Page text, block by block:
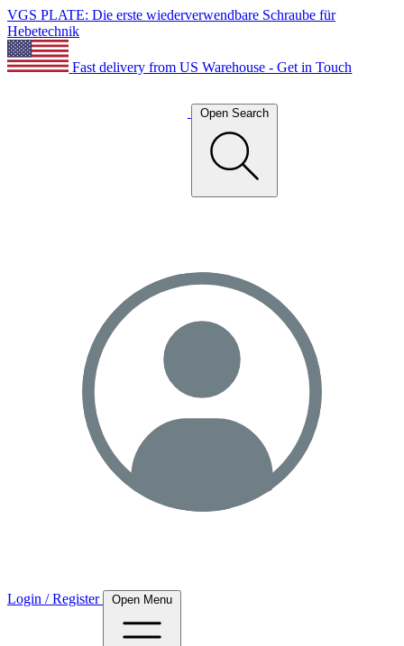
VGS PLATE: Die erste wiederverwendbare Schraube für
Hebetechnik
Fast delivery from US Warehouse - Get in Touch
Open Search
Login / Register Open Menu